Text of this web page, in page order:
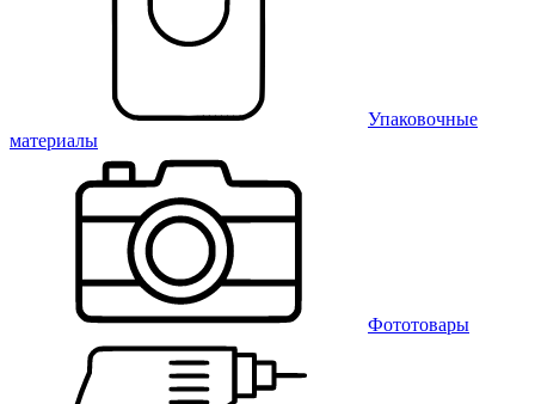
Упаковочные
материалы
Фототовары